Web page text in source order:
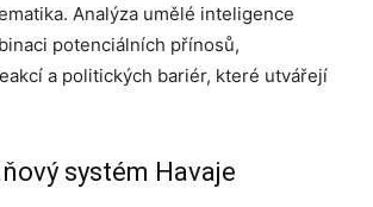
Analýza umělé inteligence
potenciálních přínosů,
a politických bariér, které utvářejí
systém Havaje